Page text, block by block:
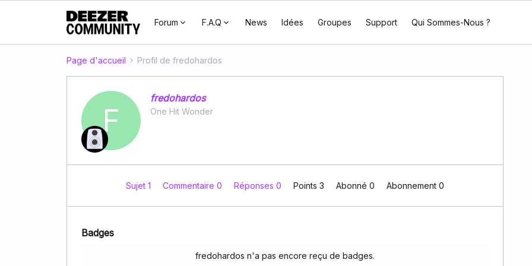
Forum F.A.Q News Idées Groupes Support Qui Sommes-Nous ?
Page d'accueil Profil de fredohardos
F
fredohardos
One Hit Wonder
Sujet 1 Commentaire 0 Réponses 0 Points 3 Abonné 0 Abonnement 0
Badges
fredohardos n'a pas encore reçu de badges.